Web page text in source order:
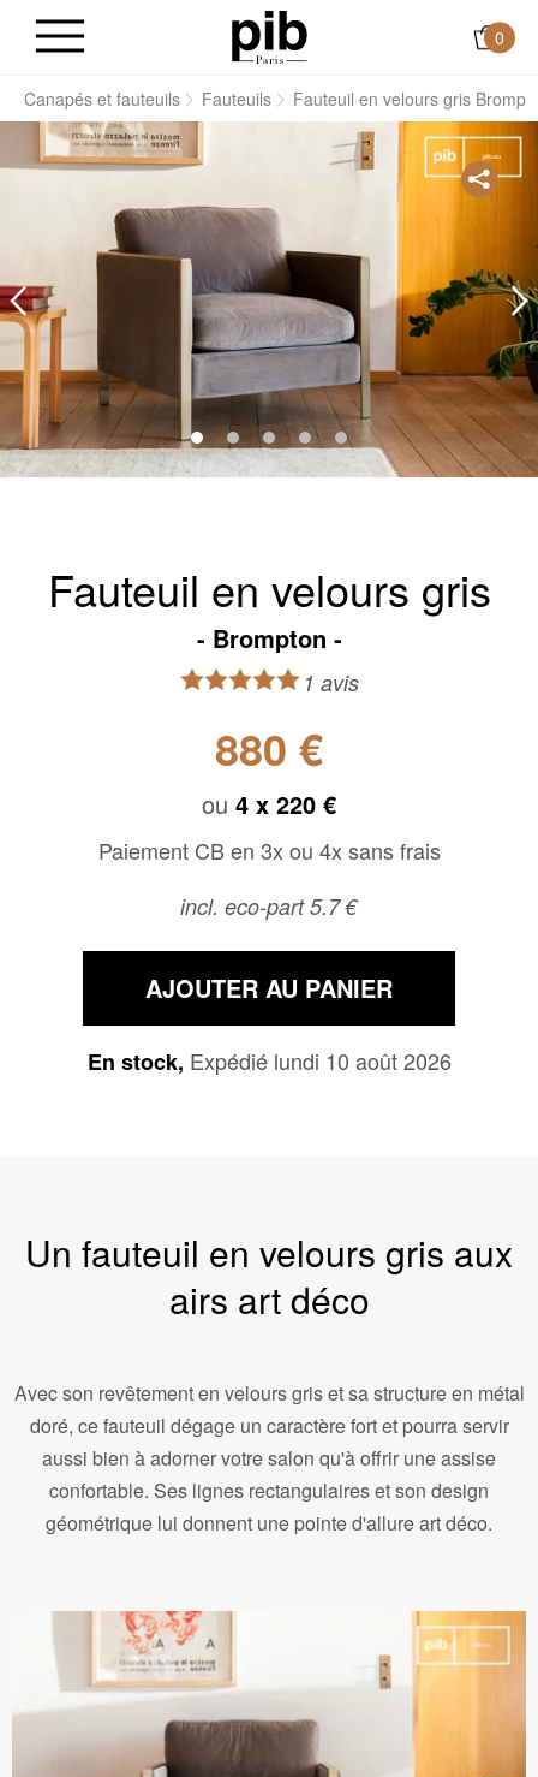
0
Canapés et fauteuils Fauteuils Fauteuil en velours gris
Fauteuil en velours gris
Brompton
1 avis
880 €
ou 4 x 220 €
Paiement CB en 3x ou 4x sans frais
incl. eco-part 5.7 €
AJOUTER AU PANIER
En stock, Expédié lundi 10 août 2026
Un fauteuil en velours gris aux
airs art déco
Avec son revêtement en velours gris et sa structure en métal
doré, ce fauteuil dégage un caractère fort et pourra servir
aussi bien à adorner votre salon qu'à offrir une assise
confortable. Ses lignes rectangulaires et son design
géométrique lui donnent une pointe d'allure art déco.